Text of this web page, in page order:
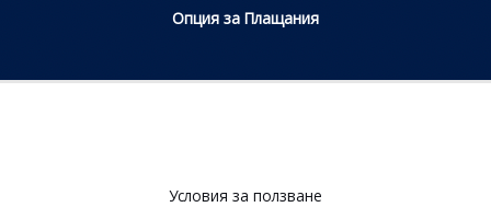
Опция за Плащания
Условия за ползване​